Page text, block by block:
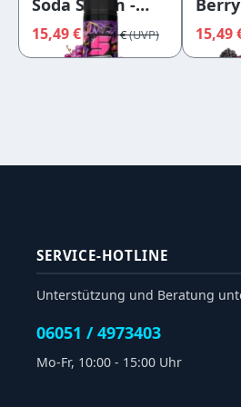
Soda Storm -
Strapped
Overdosed
15,49 € 16,95 € 15,49
SERVICE-HOTLINE
Unterstützung und Beratung
06051 / 4973403
Mo-Fr, 10:00 - 15:00 Uhr